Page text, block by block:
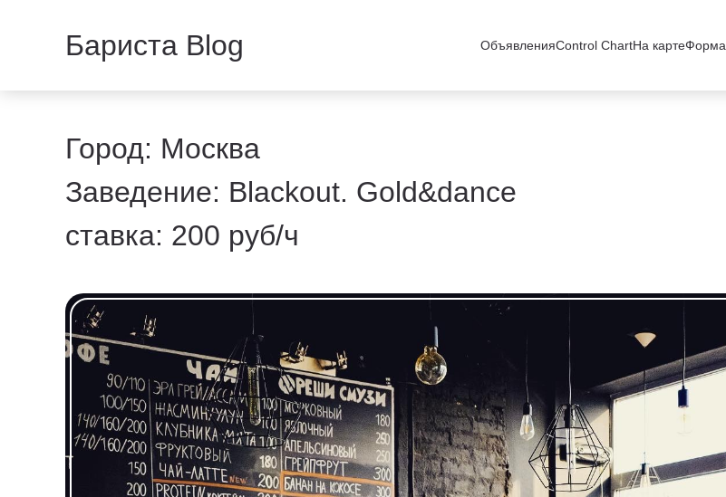
Бариста Blog ОбъявленияControl ChartНа картеФорма
Город: Москва
Заведение: Blackout. Gold&dance
ставка: 200 руб/ч